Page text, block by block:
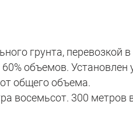
грунта, перевозкой в
объемов. Установлен
общего объема.
восемьсот. 300 метров